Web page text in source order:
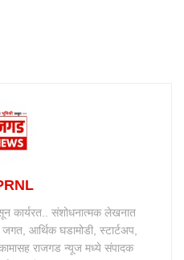
कार्यरत.. संशोधनात्मक लेखनात
जगत, आर्थिक घडामोडी, स्टार्टअप,
राजगड न्यूज मध्ये संपादक